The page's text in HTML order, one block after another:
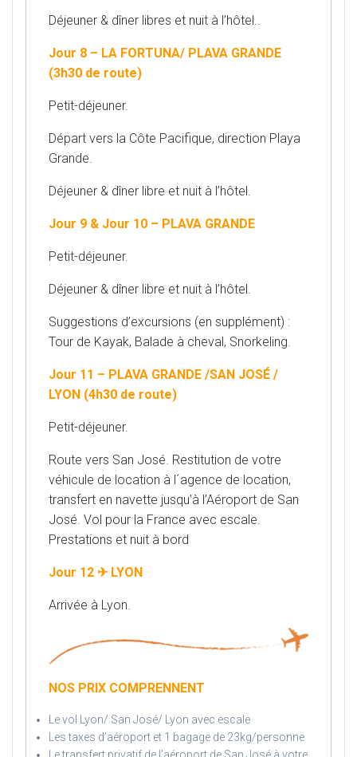
Déjeuner & dîner libres et nuit à l’hôtel..
Jour 8 – LA FORTUNA/ PLAVA GRANDE
(3h30 de route)
Petit-déjeuner.
Départ vers la Côte Pacifique, direction Playa
Grande.
Déjeuner & dîner libre et nuit à l’hôtel.
Jour 9 & Jour 10 – PLAVA GRANDE
Petit-déjeuner.
Déjeuner & dîner libre et nuit à l’hôtel.
Suggestions d’excursions (en supplément) :
Tour de Kayak, Balade à cheval, Snorkeling.
Jour 11 – PLAVA GRANDE /SAN JOSÉ /
LYON (4h30 de route)
Petit-déjeuner.
Route vers San José. Restitution de votre
véhicule de location à l´agence de location,
transfert en navette jusqu’à l’Aéroport de San
José. Vol pour la France avec escale.
Prestations et nuit à bord
Jour 12 ✈ LYON
Arrivée à Lyon.
NOS PRIX COMPRENNENT
Le vol Lyon/ San José/ Lyon avec escale
Les taxes d’aéroport et 1 bagage de 23kg/personne